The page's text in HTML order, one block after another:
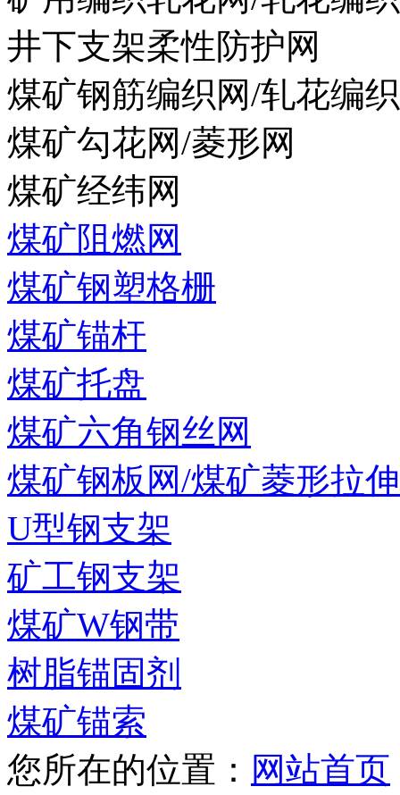
井下支架柔性防护网
煤矿钢筋编织网/轧花编
煤矿勾花网/菱形网
煤矿经纬网
煤矿阻燃网
煤矿钢塑格栅
煤矿锚杆
煤矿托盘
煤矿六角钢丝网
煤矿钢板网/煤矿菱形拉
U型钢支架
矿工钢支架
煤矿W钢带
树脂锚固剂
煤矿锚索
您所在的位置： 网站首页